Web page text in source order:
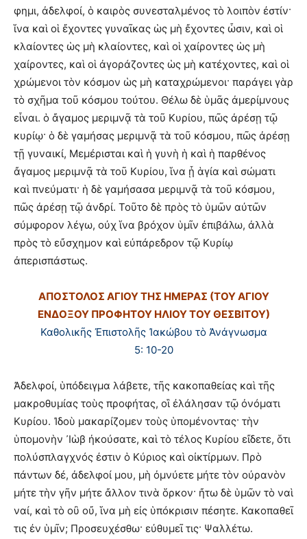
φημι, ἀδελφοί, ὁ καιρὸς συνεσταλμένος τὸ λοιπὸν ἐστίν·
ἵνα καὶ οἱ ἔχοντες γυναῖκας ὡς μὴ ἔχοντες ὦσιν, καὶ οἱ
κλαίοντες ὡς μὴ κλαίοντες, καὶ οἱ χαίροντες ὡς μὴ
χαίροντες, καὶ οἱ ἀγοράζοντες ὡς μὴ κατέχοντες, καὶ οἱ
χρώμενοι τὸν κόσμον ὡς μὴ καταχρώμενοι· παράγει γὰρ
τὸ σχῆμα τοῦ κόσμου τούτου. Θέλω δὲ ὑμᾶς ἀμερίμνους
εἶναι. ὁ ἄγαμος μεριμνᾷ τὰ τοῦ Κυρίου, πῶς ἀρέσῃ τῷ
κυρίῳ· ὁ δὲ γαμήσας μεριμνᾷ τὰ τοῦ κόσμου, πῶς ἀρέσῃ
τῇ γυναικί, Μεμέρισται καὶ ἡ γυνὴ ἡ καὶ ἡ παρθένος
ἄγαμος μεριμνᾷ τὰ τοῦ Κυρίου, ἵνα ᾖ ἁγία καὶ σώματι
καὶ πνεύματι· ἡ δὲ γαμήσασα μεριμνᾷ τὰ τοῦ κόσμου,
πῶς ἀρέσῃ τῷ ἀνδρί. Τοῦτο δὲ πρὸς τὸ ὑμῶν αὐτῶν
σύμφορον λέγω, οὐχ ἵνα βρόχον ὑμῖν ἐπιβάλω, ἀλλὰ
πρὸς τὸ εὔσχημον καὶ εὐπάρεδρον τῷ Κυρίῳ
ἀπερισπάστως.
ΑΠΟΣΤΟΛΟΣ ΑΓΙΟΥ ΤΗΣ ΗΜΕΡΑΣ (ΤΟΥ ΑΓΙΟΥ
ΕΝΔΟΞΟΥ ΠΡΟΦΗΤΟΥ ΗΛΙΟΥ ΤΟΥ ΘΕΣΒΙΤΟΥ)
Καθολικῆς Ἐπιστολῆς Ἰακώβου τὸ Ἀνάγνωσμα
5: 10-20
Ἀδελφοί, ὑπόδειγμα λάβετε, τῆς κακοπαθείας καὶ τῆς
μακροθυμίας τοὺς προφήτας, οἳ ἐλάλησαν τῷ ὀνόματι
Κυρίου. Ἰδοὺ μακαρίζομεν τοὺς ὑπομένοντας· τὴν
ὑπομονὴν ᾿Ιὼβ ἠκούσατε, καὶ τὸ τέλος Κυρίου εἴδετε, ὅτι
πολύσπλαγχνός ἐστιν ὁ Κύριος καὶ οἰκτίρμων. Πρὸ
πάντων δέ, ἀδελφοί μου, μὴ ὀμνύετε μήτε τὸν οὐρανὸν
μήτε τὴν γῆν μήτε ἄλλον τινὰ ὅρκον· ἤτω δὲ ὑμῶν τὸ ναὶ
ναί, καὶ τὸ οὒ οὔ, ἵνα μὴ εἰς ὑπόκρισιν πέσητε. Κακοπαθεῖ
τις ἐν ὑμῖν; Προσευχέσθω· εὐθυμεῖ τις· Ψαλλέτω.